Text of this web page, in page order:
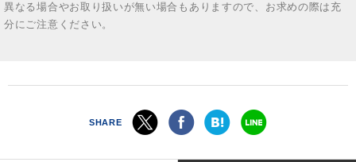
異なる場合やお取り扱いが無い場合もありますので、お求めの際は充
分にご注意ください。
SHARE